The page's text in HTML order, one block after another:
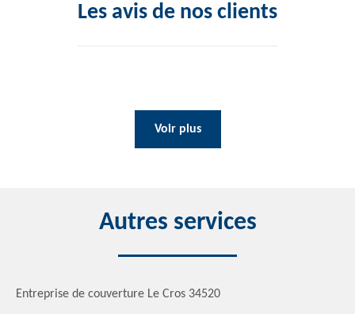
Les avis de nos clients
Voir plus
Autres services
Entreprise de couverture Le Cros 34520